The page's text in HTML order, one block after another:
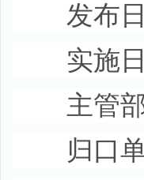
发布日
实施日
主管部
归口单